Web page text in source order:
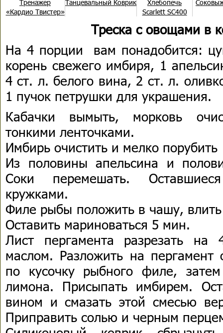
Тренажер
«Кардио Твистер»
Танцевальный Коврик
Хлебопечь
Scarlett SC400
Треска с овощами в
На 4 порции вам понадобится:
корень свежего имбиря, 1
4 ст. л. белого вина, 2 ст. л.
1 пучок петрушки для украшения.
Кабачки вымыть, морковь
тонкими ленточками.
Имбирь очистить и мелко порубить
Из половины апельсина и
Соки перемешать.
кружками.
Филе рыбы положить в чашу, влить
Оставить мариноваться 5 мин.
Лист пергамента разрезать на
маслом. Разложить на
по кусочку рыбного филе,
лимона. Присыпать имбирем.
вином и смазать этой смесью
Приправить солью и черным